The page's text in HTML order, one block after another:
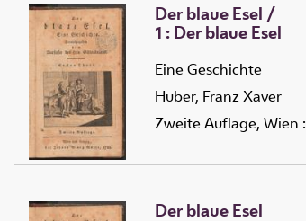
Der blaue Esel /
1 :Derblaue Esel
Eine Geschichte
Huber, Franz Xaver
Zweite Auflage, Wien
Der blaue Esel